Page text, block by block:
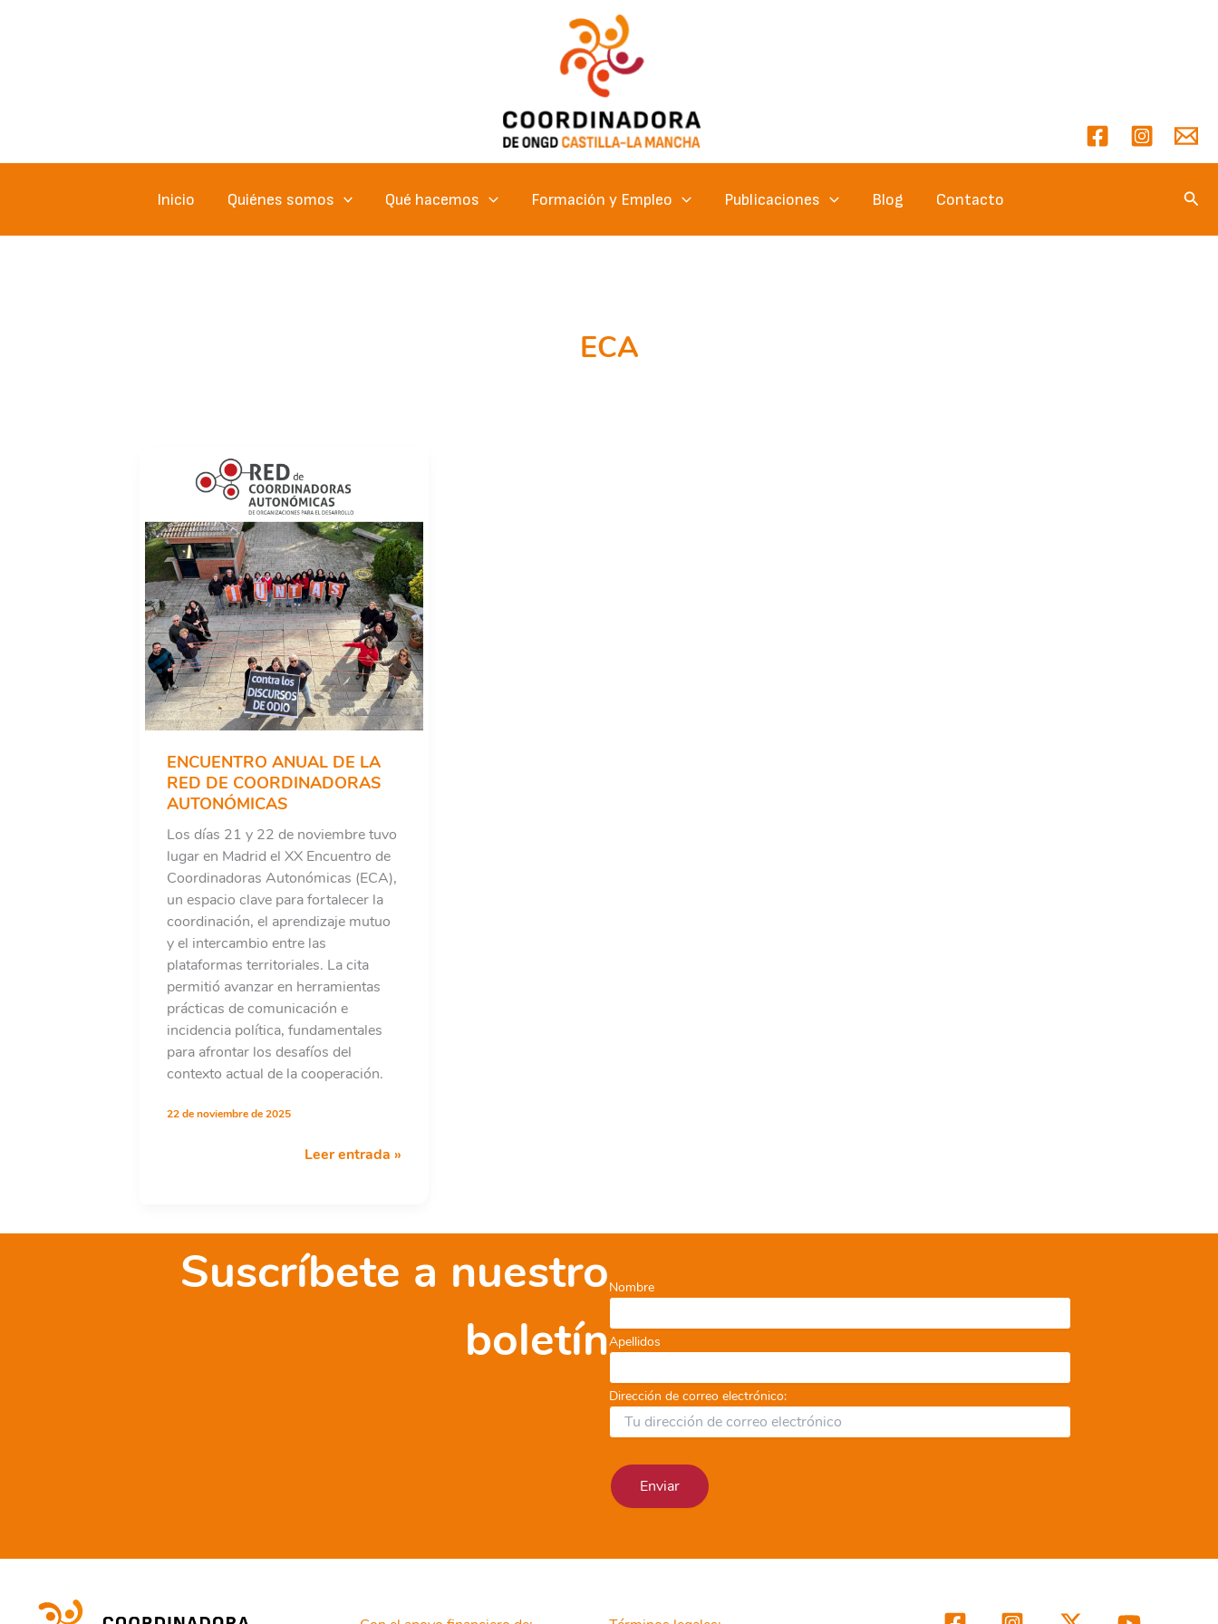
Inicio Quiénes somos Qué hacemos Formación y Empleo Publicaciones Blog Contacto
ECA
ENCUENTRO ANUAL DE LA
RED DE COORDINADORAS
AUTONÓMICAS
Los días 21 y 22 de noviembre tuvo
lugar en Madrid el XX Encuentro de
Coordinadoras Autonómicas (ECA),
un espacio clave para fortalecer la
coordinación, el aprendizaje mutuo
y el intercambio entre las
plataformas territoriales. La cita
permitió avanzar en herramientas
prácticas de comunicación e
incidencia política, fundamentales
para afrontar los desafíos del
contexto actual de la cooperación.
22 de noviembre de 2025
ENCUENTRO
DE
COORDINADORAS
Leer entrada »
Suscríbete a nuestro
boletín
Nombre
Apellidos
Dirección de correo electrónico: